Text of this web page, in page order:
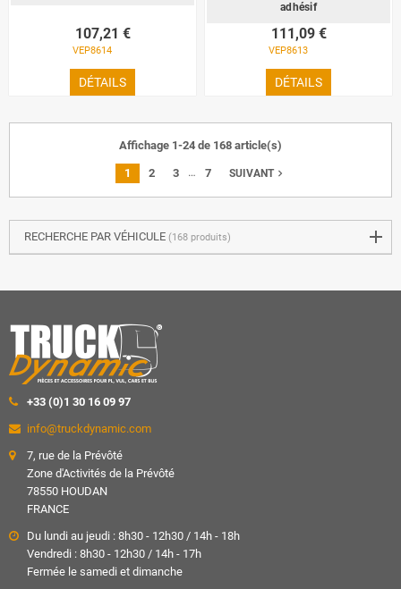
RECHERCHE PAR VÉHICULE (168 produits)
107,21 €
VEP8614
DÉTAILS
adhésif
111,09 €
VEP8613
DÉTAILS
Affichage 1-24 de 168 article(s)
1 2 3 … 7 SUIVANTnavigate_next
+33 (0)1 30 16 09 97
info@truckdynamic.com
7, rue de la Prévôté
Zone d'Activités de la Prévôté
78550 HOUDAN
FRANCE
Du lundi au jeudi : 8h30 - 12h30 / 14h - 18h
Vendredi : 8h30 - 12h30 / 14h - 17h
Fermée le samedi et dimanche